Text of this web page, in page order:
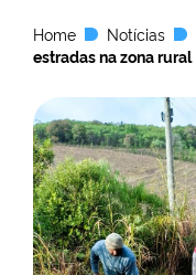
Home Notícias
estradas na zona rural